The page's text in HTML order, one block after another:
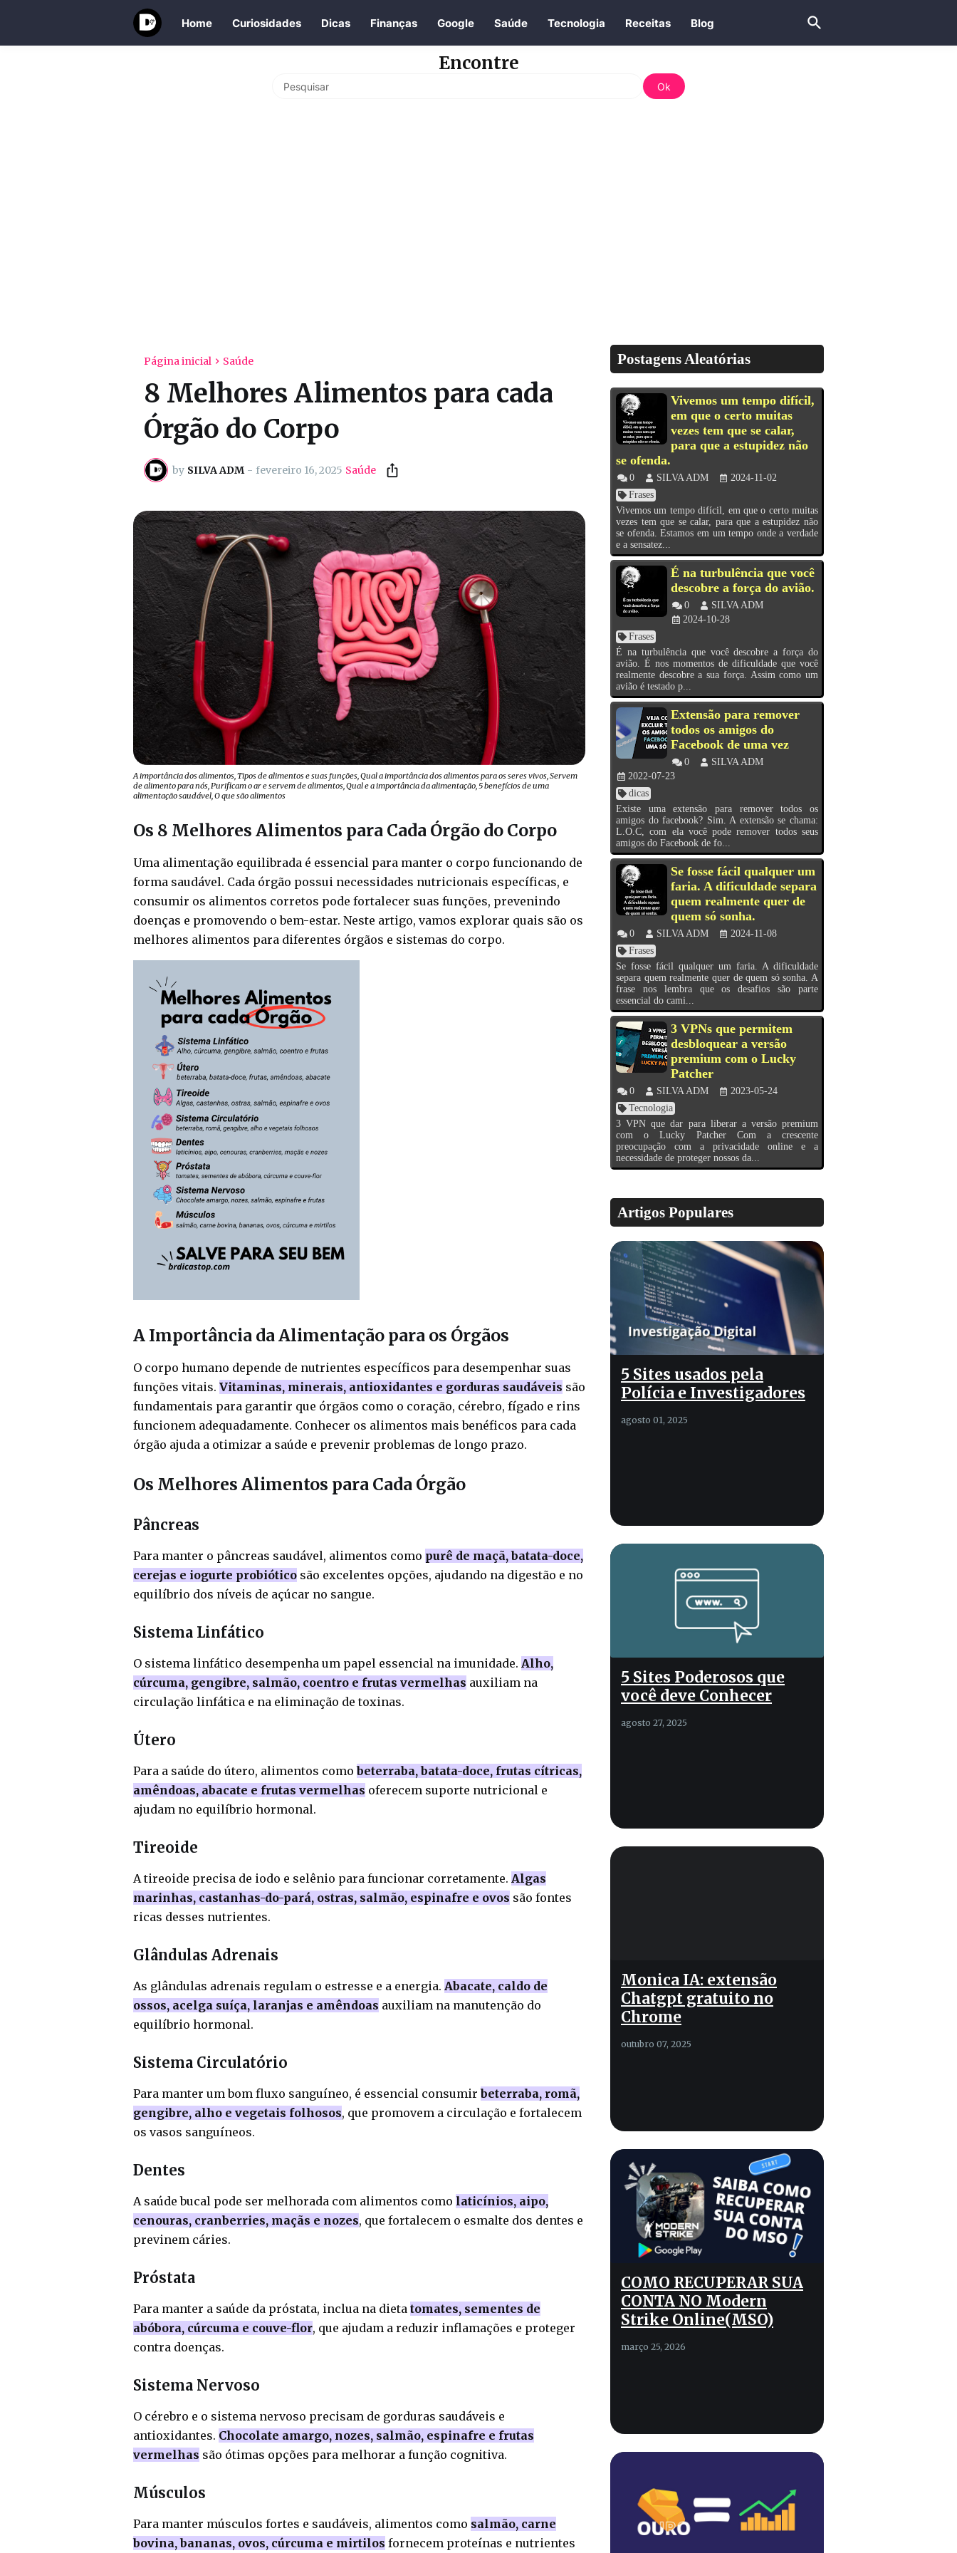
Home Curiosidades Dicas Finanças Google Saúde Tecnologia Receitas Blog
Encontre
Página inicial Saúde
8 Melhores Alimentos para cada
Órgão do Corpo
by SILVA ADM - fevereiro 16, 2025 Saúde
A importância dos alimentos, Tipos de alimentos e suas funções, Qual a importância dos alimentos para os seres vivos, Servem
de alimento para nós, Purificam o ar e servem de alimentos, Qual e a importância da alimentação, 5 benefícios de uma
alimentação saudável, O que são alimentos
Os 8 Melhores Alimentos para Cada Órgão do Corpo
Uma alimentação equilibrada é essencial para manter o corpo funcionando de
forma saudável. Cada órgão possui necessidades nutricionais específicas, e
consumir os alimentos corretos pode fortalecer suas funções, prevenindo
doenças e promovendo o bem-estar. Neste artigo, vamos explorar quais são os
melhores alimentos para diferentes órgãos e sistemas do corpo.
A Importância da Alimentação para os Órgãos
O corpo humano depende de nutrientes específicos para desempenhar suas
funções vitais. Vitaminas, minerais, antioxidantes e gorduras saudáveis são
fundamentais para garantir que órgãos como o coração, cérebro, fígado e rins
funcionem adequadamente. Conhecer os alimentos mais benéficos para cada
órgão ajuda a otimizar a saúde e prevenir problemas de longo prazo.
Os Melhores Alimentos para Cada Órgão
Pâncreas
Para manter o pâncreas saudável, alimentos como purê de maçã, batata-doce,
cerejas e iogurte probiótico são excelentes opções, ajudando na digestão e no
equilíbrio dos níveis de açúcar no sangue.
Sistema Linfático
O sistema linfático desempenha um papel essencial na imunidade. Alho,
cúrcuma, gengibre, salmão, coentro e frutas vermelhas auxiliam na
circulação linfática e na eliminação de toxinas.
Útero
Para a saúde do útero, alimentos comobeterraba, batata-doce, frutas cítricas,
amêndoas, abacate e frutas vermelhas oferecem suporte nutricional e
ajudam no equilíbrio hormonal.
Tireoide
A tireoide precisa de iodo e selênio para funcionar corretamente. Algas
marinhas, castanhas-do-pará, ostras, salmão, espinafre e ovos são fontes
ricas desses nutrientes.
Glândulas Adrenais
As glândulas adrenais regulam o estresse e a energia. Abacate, caldo de
ossos, acelga suíça, laranjas e amêndoas auxiliam na manutenção do
equilíbrio hormonal.
Sistema Circulatório
Para manter um bom fluxo sanguíneo, é essencial consumirbeterraba, romã,
gengibre, alho e vegetais folhosos, que promovem a circulação e fortalecem
os vasos sanguíneos.
Dentes
A saúde bucal pode ser melhorada com alimentos como laticínios, aipo,
cenouras, cranberries, maçãs e nozes, que fortalecem o esmalte dos dentes e
previnem cáries.
Próstata
Para manter a saúde da próstata, inclua na dieta tomates, sementes de
abóbora, cúrcuma e couve-flor, que ajudam a reduzir inflamações e proteger
contra doenças.
Sistema Nervoso
O cérebro e o sistema nervoso precisam de gorduras saudáveis e
antioxidantes. Chocolate amargo, nozes, salmão, espinafre e frutas
vermelhas são ótimas opções para melhorar a função cognitiva.
Músculos
Para manter músculos fortes e saudáveis, alimentos como salmão, carne
bovina, bananas, ovos, cúrcuma e mirtilos fornecem proteínas e nutrientes
Postagens Aleatórias
Vivemos um tempo difícil,
em que o certo muitas
vezes tem que se calar,
para que a estupidez não
se ofenda.
0 SILVA ADM
2024-11-02
Frases
Vivemos um tempo difícil, em que o certo muitas
vezes tem que se calar, para que a estupidez não
se ofenda. Estamos em um tempo onde a verdade
e a sensatez...
É na turbulência que você
descobre a força do avião.
0
SILVA ADM
2024-10-28
Frases
É na turbulência que você descobre a força do
avião. É nos momentos de dificuldade que você
realmente descobre a sua força. Assim como um
avião é testado p...
Extensão para remover
todos os amigos do
Facebook de uma vez
0
SILVA ADM
2022-07-23
dicas
Existe uma extensão para remover todos os
amigos do facebook? Sim. A extensão se chama:
L.O.C, com ela você pode remover todos seus
amigos do Facebook de fo...
Se fosse fácil qualquer um
faria. A dificuldade separa
quem realmente quer de
quem só sonha.
0 SILVA ADM
2024-11-08
Frases
Se fosse fácil qualquer um faria. A dificuldade
separa quem realmente quer de quem só sonha. A
frase nos lembra que os desafios são parte
essencial do cami...
3 VPNs que permitem
desbloquear a versão
premium com o Lucky
Patcher
0 SILVA ADM
2023-05-24
Tecnologia
3 VPN que dar para liberar a versão premium
com o Lucky Patcher Com a crescente
preocupação com a privacidade online e a
necessidade de proteger nossos da...
Artigos Populares
5 Sites usados pela
Polícia e Investigadores
agosto 01, 2025
5 Sites Poderosos que
você deve Conhecer
agosto 27, 2025
Monica IA: extensão
Chatgpt gratuito no
Chrome
outubro 07, 2025
COMO RECUPERAR SUA
CONTA NO Modern
Strike Online(MSO)
março 25, 2026